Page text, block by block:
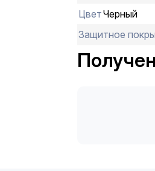
ЦветЧерный
Защитное